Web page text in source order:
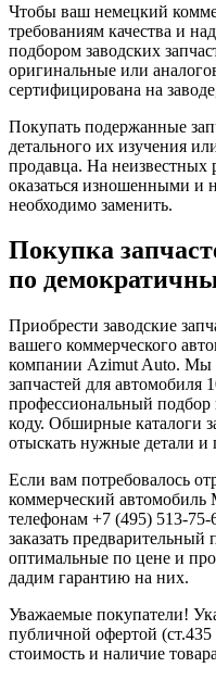
Чтобы ваш немецкий
требованиям качества и
подбором заводских
оригинальные или
сертифицирована на
Покупать подержанные
детального их изучения
продавца. На неизвестных
оказаться изношенными и
необходимо заменить.
Покупка
по
Приобрести заводские
вашего коммерческого
компании Azimut Auto. Мы
запчастей для
профессиональный
коду. Обширные каталоги
отыскать нужные детали и
Если вам потребовалось
коммерческий автомобиль
телефонам +7 (495) 513-
заказать
оптимальные по цене и
дадим гарантию на них.
Уважаемые покупатели!
публичной офертой
стоимость и наличие